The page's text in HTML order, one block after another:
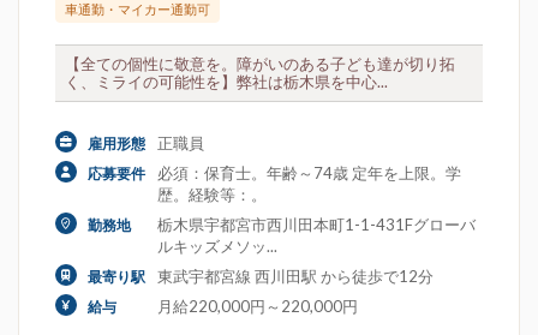
車通勤・マイカー通勤可
【全ての個性に敬意を。障がいのある子ども達が切り拓
く、ミライの可能性を】弊社は栃木県を中心...
雇用形態 正職員
応募要件
必須：保育士。年齢～74歳 定年を上限。学
歴。経験等：。
勤務地
栃木県宇都宮市西川田本町1-1-431Fグローバ
ルキッズメソッ...
最寄り駅 東武宇都宮線 西川田駅 から徒歩で12分
給与 月給220,000円～220,000円